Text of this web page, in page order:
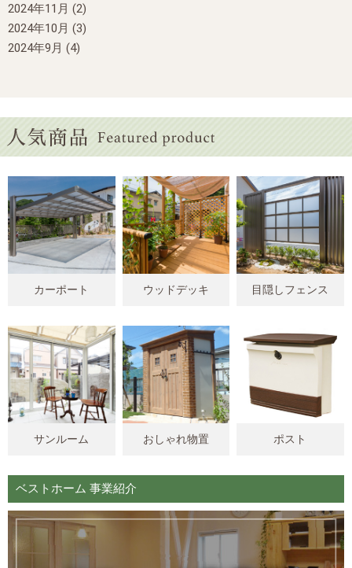
2024年11月 (2)
2024年10月 (3)
2024年9月 (4)
カーポート ウッドデッキ 目隠しフェンス
サンルーム おしゃれ物置 ポスト
ベストホーム 事業紹介